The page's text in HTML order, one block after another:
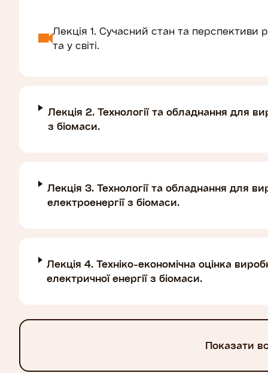
Лекція 1. Сучасний стан та перспективи
та у світі.
Лекція 2. Технології та обладнання для
з біомаси.
Лекція 3. Технології та обладнання для
електроенергії з біомаси.
Лекція 4. Техніко-економічна оцінка
електричної енергії з біомаси.
Показати